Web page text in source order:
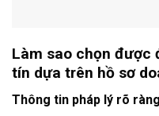
Làm sao chọn được
tín dựa trên hồ sơ
Thông tin pháp lý rõ